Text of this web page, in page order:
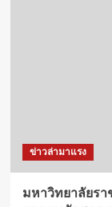
ข่าวล่ามาแรง
มหาวิทยาลัยร